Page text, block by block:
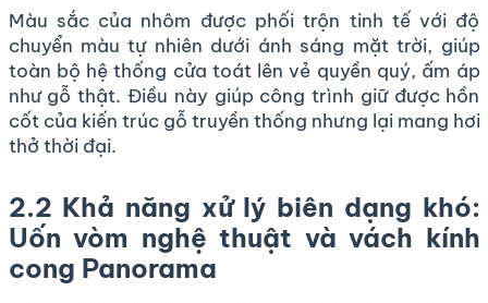
Màu sắc của nhôm được phối trộn tinh tế với độ
chuyển màu tự nhiên dưới ánh sáng mặt trời, giúp
toàn bộ hệ thống cửa toát lên vẻ quyền quý, ấm áp
như gỗ thật. Điều này giúp công trình giữ được hồn
cốt của kiến trúc gỗ truyền thống nhưng lại mang hơi
thở thời đại.
2.2 Khả năng xử lý biên dạng khó:
Uốn vòm nghệ thuật và vách kính
cong Panorama